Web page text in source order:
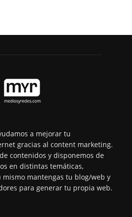
a mejorar tu
gracias al content marketing.
contenidos y disponemos de
en distintas temáticas,
mantengas tu blog/web y
para generar tu propia web.